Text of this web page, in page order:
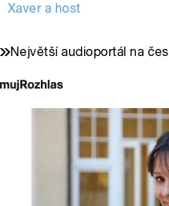
Xaver a host
Největší audioportál na